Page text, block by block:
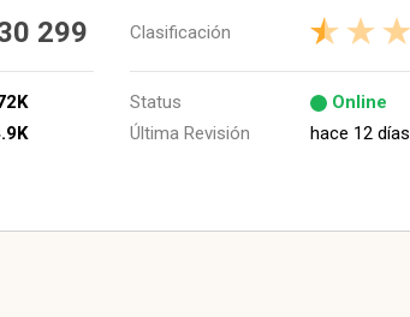
299 Clasificación
Status
Online
Última Revisión
hace 12 días